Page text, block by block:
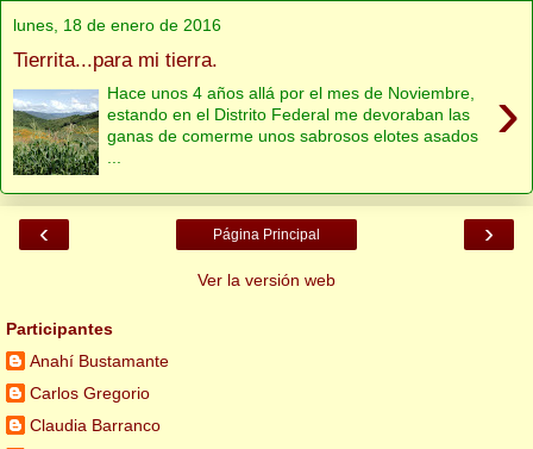
lunes, 18 de enero de 2016
Tierrita...para mi tierra.
›
Hace unos 4 años allá por el mes de Noviembre,
estando en el Distrito Federal me devoraban las
ganas de comerme unos sabrosos elotes asados
...
‹ ›
Página Principal
Ver la versión web
Participantes
Anahí Bustamante
Carlos Gregorio
Claudia Barranco